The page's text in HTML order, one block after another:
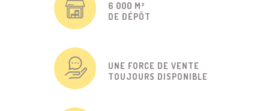
6 000 M²
DE DÉPÔT
UNE FORCE DE VENTE
TOUJOURS DISPONIBLE